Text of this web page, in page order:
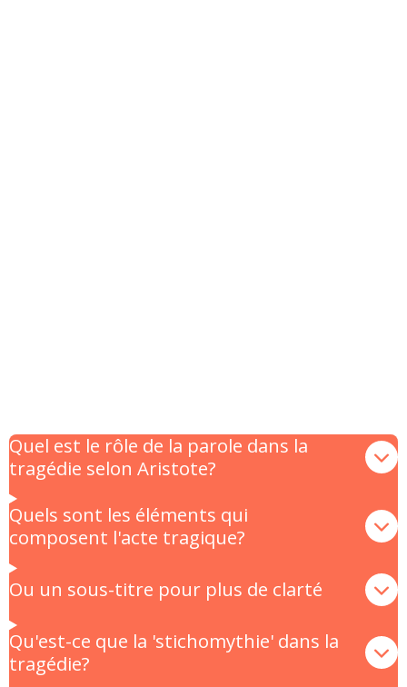
Quel est le rôle de la parole dans la
tragédie selon Aristote?
Quels sont les éléments qui
composent l'acte tragique?
Ou un sous-titre pour plus de clarté
Qu'est-ce que la 'stichomythie' dans la
tragédie?